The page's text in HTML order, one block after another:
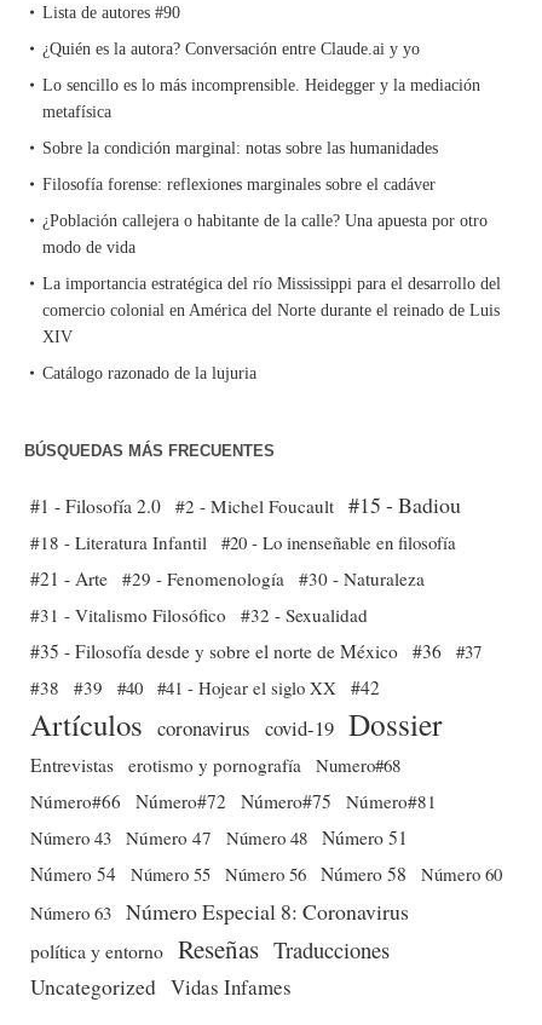
Lista de autores #90
¿Quién es la autora? Conversación entre Claude.ai y yo
Lo sencillo es lo más incomprensible. Heidegger y la mediación
metafísica
Sobre la condición marginal: notas sobre las humanidades
Filosofía forense: reflexiones marginales sobre el cadáver
¿Población callejera o habitante de la calle? Una apuesta por otro
modo de vida
La importancia estratégica del río Mississippi para el desarrollo del
comercio colonial en América del Norte durante el reinado de Luis
XIV
Catálogo razonado de la lujuria
BÚSQUEDAS MÁS FRECUENTES
#1 - Filosofía 2.0 #2 - Michel Foucault #15 - Badiou
#18 - Literatura Infantil #20 - Lo inenseñable en filosofía
#21 - Arte #29 - Fenomenología
#30 - Naturaleza
#31 - Vitalismo Filosófico
#32 - Sexualidad
#35 - Filosofía desde y sobre el norte de México #36 #37
#38
#39 #40 #41 - Hojear el siglo XX #42
Artículos coronavirus covid-19 Dossier
Entrevistas erotismo y pornografía
Numero#68
Número#66
Número#72 Número#75
Número#81
Número 43 Número 47 Número 48 Número 51
Número 54 Número 55 Número 56 Número 58
Número 60
Número 63 Número Especial 8: Coronavirus
política y entorno Reseñas Traducciones
Uncategorized Vidas Infames